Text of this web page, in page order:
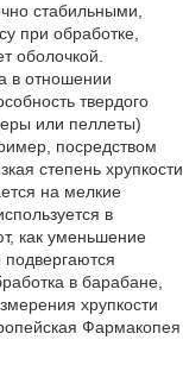
стабильными,
при обработке,
оболочкой.
в отношении
твердого
или пеллеты)
посредством
степень хрупкости
на мелкие
в
как уменьшение
в барабане,
хрупкости
Фармакопея